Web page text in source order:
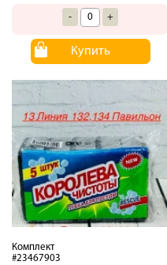
- +
Купить
Комплект
#23467903